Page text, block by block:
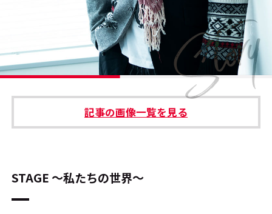
#リクルート
運営会社 プライバシーポリシー
本サイトご利用にあたって Cookie Settings
記事の画像一覧を見る
STAGE ～私たちの世界～